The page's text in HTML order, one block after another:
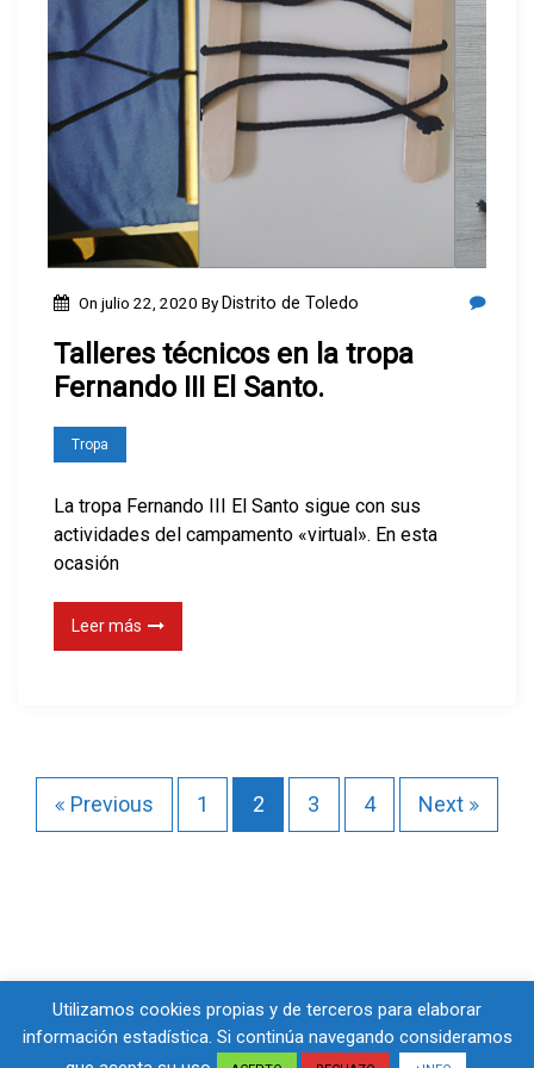
On julio 22, 2020 ByDistrito de Toledo
Talleres técnicos en la tropa
Fernando III El Santo.
Tropa
La tropa Fernando III El Santo sigue con sus
actividades del campamento «virtual». En esta
ocasión
Leer más
n
Previous 1 2 3 4 Next
Utilizamos cookies propias y de terceros para elaborar
información estadística. Si continúa navegando consideramos